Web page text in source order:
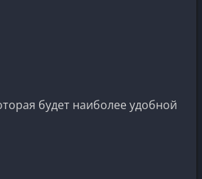
будет наиболее удобной